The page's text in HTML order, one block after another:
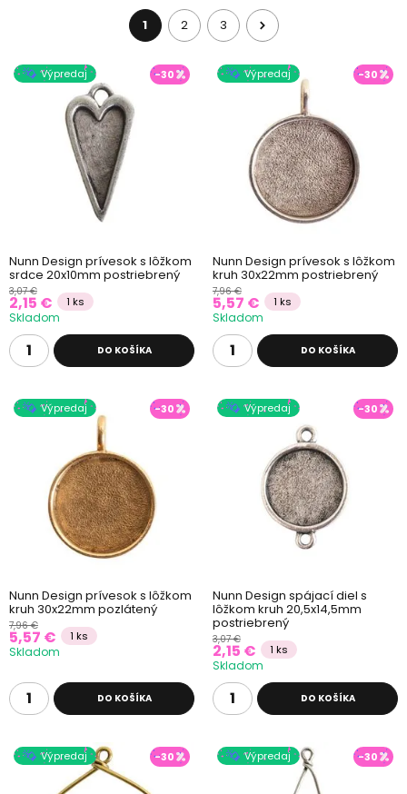
1 2 3
Výpredaj -30
Nunn Design prívesok s lôžkom
srdce 20x10mm postriebrený
3,07 €
2,15 € 1 ks
Skladom
DO KOŠÍKA
Výpredaj -30
Nunn Design prívesok s lôžkom
kruh 30x22mm postriebrený
7,96 €
5,57 € 1 ks
Skladom
DO KOŠÍKA
Výpredaj -30
Nunn Design prívesok s lôžkom
kruh 30x22mm pozlátený
7,96 €
5,57 € 1 ks
Skladom
DO KOŠÍKA
Výpredaj -30
Nunn Design spájací diel s
lôžkom kruh 20,5x14,5mm
postriebrený
3,07 €
2,15 € 1 ks
Skladom
DO KOŠÍKA
Výpredaj -30 Výpredaj -30